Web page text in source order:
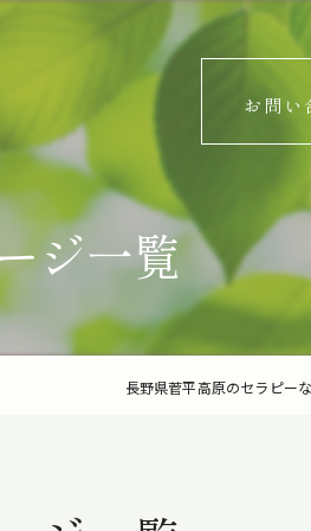
お問い
ジ一覧
長野県菅平高原のセラピー